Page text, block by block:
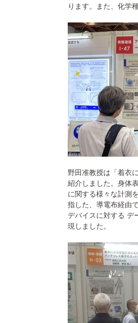
ります。また、化学
野田准教授は「着衣
紹介しました。身体
に関する様々な計測
指した、導電布経由
デバイスに対する デ
現しました。